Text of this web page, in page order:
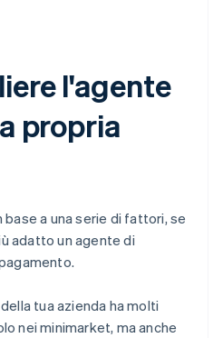
l'agente
propria
a una serie di fattori, se
adatto un agente di
tua azienda ha molti
nei minimarket, ma anche